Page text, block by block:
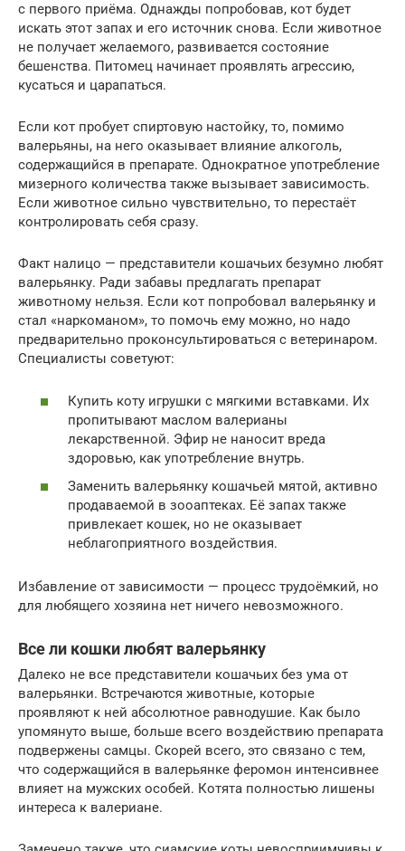
с первого приёма. Однажды попробовав, кот будет
искать этот запах и его источник снова. Если животное
не получает желаемого, развивается состояние
бешенства. Питомец начинает проявлять агрессию,
кусаться и царапаться.
Если кот пробует спиртовую настойку, то, помимо
валерьяны, на него оказывает влияние алкоголь,
содержащийся в препарате. Однократное употребление
мизерного количества также вызывает зависимость.
Если животное сильно чувствительно, то перестаёт
контролировать себя сразу.
Факт налицо — представители кошачьих безумно любят
валерьянку. Ради забавы предлагать препарат
животному нельзя. Если кот попробовал валерьянку и
стал «наркоманом», то помочь ему можно, но надо
предварительно проконсультироваться с ветеринаром.
Специалисты советуют:
Купить коту игрушки с мягкими вставками. Их
пропитывают маслом валерианы
лекарственной. Эфир не наносит вреда
здоровью, как употребление внутрь.
Заменить валерьянку кошачьей мятой, активно
продаваемой в зооаптеках. Её запах также
привлекает кошек, но не оказывает
неблагоприятного воздействия.
Избавление от зависимости — процесс трудоёмкий, но
для любящего хозяина нет ничего невозможного.
Все ли кошки любят валерьянку
Далеко не все представители кошачьих без ума от
валерьянки. Встречаются животные, которые
проявляют к ней абсолютное равнодушие. Как было
упомянуто выше, больше всего воздействию препарата
подвержены самцы. Скорей всего, это связано с тем,
что содержащийся в валерьянке феромон интенсивнее
влияет на мужских особей. Котята полностью лишены
интереса к валериане.